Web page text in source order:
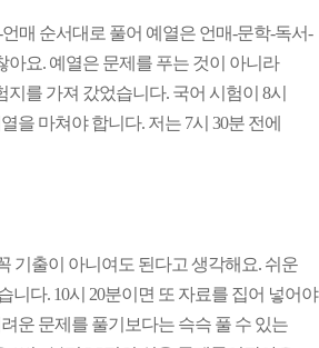
매 순서대로 풀어 예열은 언매-문학-독서-
요. 예열은 문제를 푸는 것이 아니라
를 가져 갔었습니다. 국어 시험이 8시
을 마쳐야 합니다. 저는 7시 30분 전에
기출이 아니여도 된다고 생각해요. 쉬운
니다. 10시 20분이면 또 자료를 집어 넣어야
운 문제를 풀기보다는 슥슥 풀 수 있는